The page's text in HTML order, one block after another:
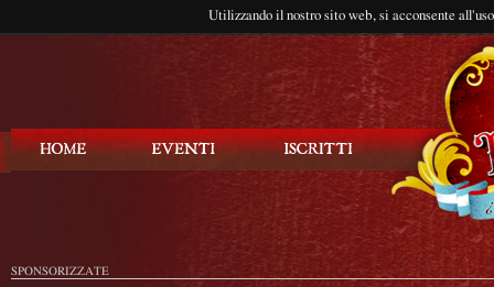
Utilizzando il nostro sito web, si acconsente
SPONSORIZZATE